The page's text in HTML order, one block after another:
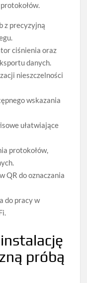
z precyzyjną
ciśnienia oraz
danych.
nieszczelności
wskazania
ułatwiające
protokołów,
QR do oznaczania
do pracy w
próbą